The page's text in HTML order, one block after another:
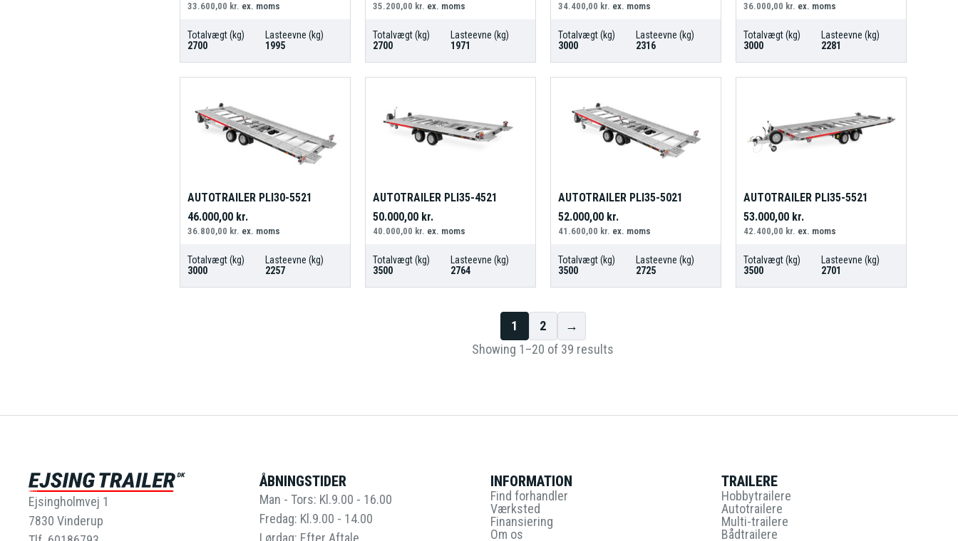
Showing 1–20 of 39 results
33.600,00 kr. ex. moms
Totalvægt (kg)
2700
Lasteevne (kg)
1995
35.200,00 kr. ex. moms
Totalvægt (kg)
2700
Lasteevne (kg)
1971
34.400,00 kr. ex. moms
Totalvægt (kg)
3000
Lasteevne (kg)
2316
36.000,00 kr. ex. moms
Totalvægt (kg)
3000
Lasteevne (kg)
2281
AUTOTRAILER PLI30-5521
46.000,00 kr.
36.800,00 kr. ex. moms
Totalvægt (kg)
3000
Lasteevne (kg)
2257
AUTOTRAILER PLI35-4521
50.000,00 kr.
40.000,00 kr. ex. moms
Totalvægt (kg)
3500
Lasteevne (kg)
2764
AUTOTRAILER PLI35-5021
52.000,00 kr.
41.600,00 kr. ex. moms
Totalvægt (kg)
3500
Lasteevne (kg)
2725
AUTOTRAILER PLI35-5521
53.000,00 kr.
42.400,00 kr. ex. moms
Totalvægt (kg)
3500
Lasteevne (kg)
2701
1 2 →
Ejsingholmvej 1
7830 Vinderup
ÅBNINGSTIDER
Man - Tors: Kl.9.00 - 16.00
Fredag: Kl.9.00 - 14.00
Lørdag: Efter Aftale
INFORMATION
Find forhandler
Værksted
Finansiering
Om os
TRAILERE
Hobbytrailere
Autotrailere
Multi-trailere
Bådtrailere